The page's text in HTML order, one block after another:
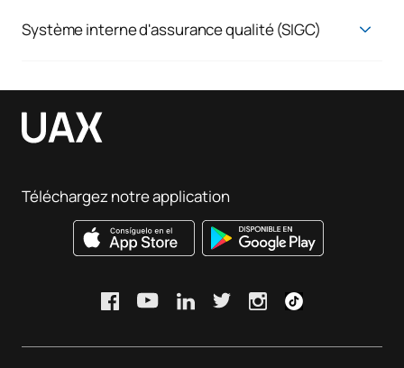
Nous répondons aux attentes réelles de nos étudiants et de
nos collaborateurs, car nous croyons en l'amélioration
Si vous faites déjà partie de l'UAX, rendez-vous sur le
virtuel, dans la rubrique « Service client : réclamations,
suggestions et félicitations », en saisissant votre identifiant
Système interne d'assurance qualité (SIGC)
Téléchargez notre application